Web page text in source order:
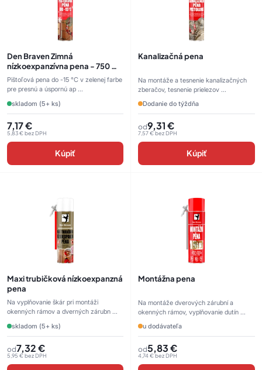
Den Braven Zimná
nízkoexpanzívna pena - 750 ml,
pištoľová
Pištoľová pena do -15 °C v zelenej farbe
pre presnú a úspornú ap ...
skladom (5+ ks)
7,17€
5,83€bez DPH
Kúpiť
Kanalizačná pena
Na montáže a tesnenie kanalizačných
zberačov, tesnenie prielezov ...
Dodanie do týždňa
od9,31€
7,57€bez DPH
Kúpiť
Maxi trubičková nízkoexpanzná
pena
Na vyplňovanie škár pri montáži
okenných rámov a dverných zárubn ...
skladom (5+ ks)
od7,32€
5,95 €bez DPH
Montážna pena
Na montáže dverových zárubní a
okenných rámov, vyplňovanie dutín ...
u dodávateľa
od5,83€
4,74 €bez DPH